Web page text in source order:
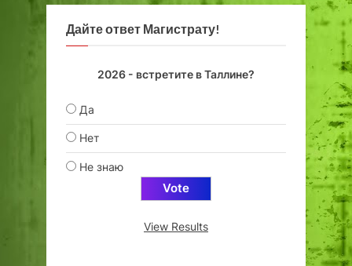
Дайте ответ Магистрату!
2026 - встретите в Таллине?
Да
Нет
Не знаю
View Results